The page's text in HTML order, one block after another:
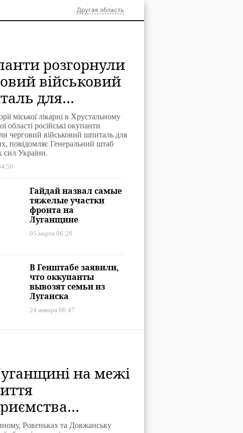
Другая область
розгорнули
військовий
для
у
на
міської лікарні в Хрустальному
області російські окупанти
черговий військовий шпиталь для
повідомляє Генеральний штаб
сил України.
Гайдай назвал самые
тяжелые участки
фронта на
Луганщине
05 марта 06:28
В Генштабе заявили,
что оккупанты
вывозят семьи из
Луганска
24 января 06:47
на межі
галузі,
Ровеньках та Довжанську